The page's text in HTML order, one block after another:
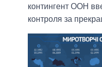
контингент ООН
контроля за